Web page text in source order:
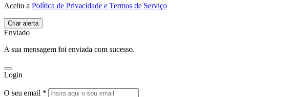
Aceito a Política de Privacidade e Termos de Serviço
Enviado
A sua mensagem foi enviada com sucesso.
Login
O seu email *